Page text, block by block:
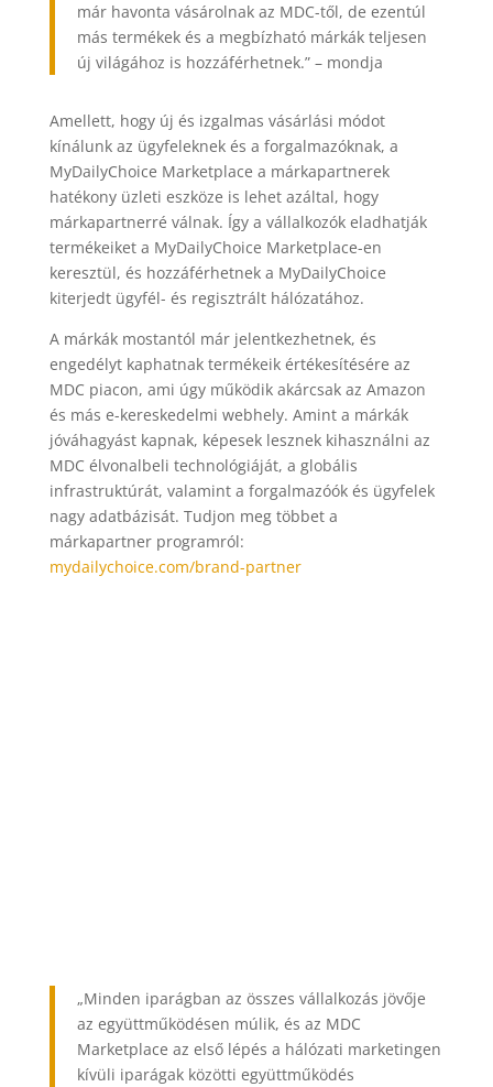
már havonta vásárolnak az MDC-től, de ezentúl
más termékek és a megbízható márkák teljesen
új világához is hozzáférhetnek.” – mondja
Amellett, hogy új és izgalmas vásárlási módot
kínálunk az ügyfeleknek és a forgalmazóknak, a
MyDailyChoice Marketplace a márkapartnerek
hatékony üzleti eszköze is lehet azáltal, hogy
márkapartnerré válnak. Így a vállalkozók eladhatják
termékeiket a MyDailyChoice Marketplace-en
keresztül, és hozzáférhetnek a MyDailyChoice
kiterjedt ügyfél- és regisztrált hálózatához.
A márkák mostantól már jelentkezhetnek, és
engedélyt kaphatnak termékeik értékesítésére az
MDC piacon, ami úgy működik akárcsak az Amazon
és más e-kereskedelmi webhely. Amint a márkák
jóváhagyást kapnak, képesek lesznek kihasználni az
MDC élvonalbeli technológiáját, a globális
infrastruktúrát, valamint a forgalmazóók és ügyfelek
nagy adatbázisát. Tudjon meg többet a
márkapartner programról:
mydailychoice.com/brand-partner
„Minden iparágban az összes vállalkozás jövője
az együttműködésen múlik, és az MDC
Marketplace az első lépés a hálózati marketingen
kívüli iparágak közötti együttműködés